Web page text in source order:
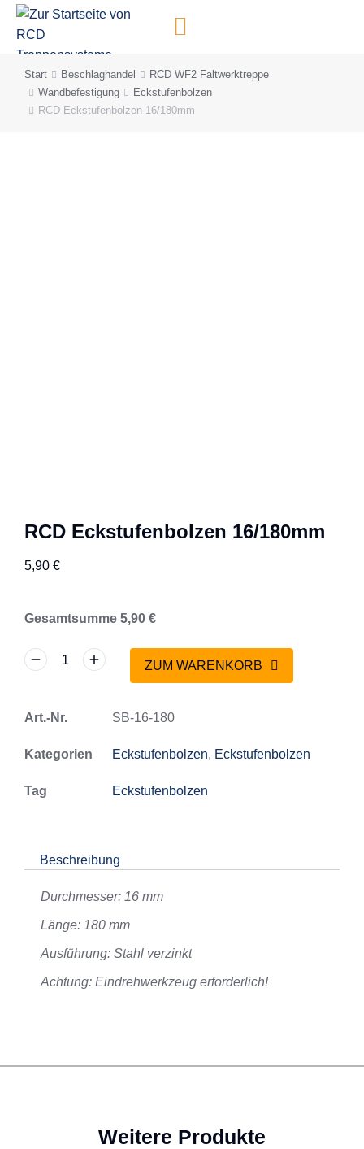
springen
Sie befinden sich hier:
Start Beschlaghandel
RCD WF2 Faltwerktreppe
Wandbefestigung
Eckstufenbolzen
RCD Eckstufenbolzen 16/180mm
RCD Eckstufenbolzen 16/180mm
5,90 €
Gesamtsumme 5,90 €
ZUM WARENKORB
Art.-Nr. SB-16-180
Kategorien Eckstufenbolzen, Eckstufenbolzen
Tag Eckstufenbolzen
Beschreibung
Durchmesser: 16 mm
Länge: 180 mm
Ausführung: Stahl verzinkt
Achtung: Eindrehwerkzeug erforderlich!
Weitere Produkte